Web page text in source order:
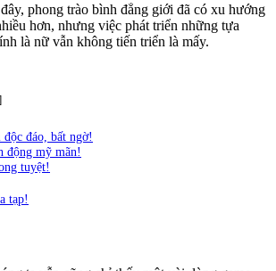
phong trào bình đẳng giới đã có xu hướng
hơn, nhưng việc phát triển những tựa
là nữ vẫn không tiến triển là mấy.
đáo, bất ngờ!
động mỹ mãn!
tuyệt!
tạp!